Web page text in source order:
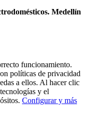
Medellín
funcionamiento.
políticas de privacidad
a ellos. Al hacer clic
y el
Configurar y más